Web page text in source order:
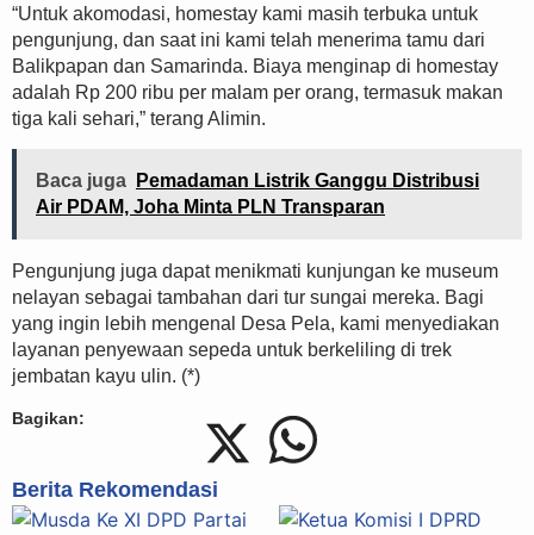
“Untuk akomodasi, homestay kami masih terbuka untuk
pengunjung, dan saat ini kami telah menerima tamu dari
Balikpapan dan Samarinda. Biaya menginap di homestay
adalah Rp 200 ribu per malam per orang, termasuk makan
tiga kali sehari,” terang Alimin.
Baca juga
Pemadaman Listrik Ganggu Distribusi
Air PDAM, Joha Minta PLN Transparan
Pengunjung juga dapat menikmati kunjungan ke museum
nelayan sebagai tambahan dari tur sungai mereka. Bagi
yang ingin lebih mengenal Desa Pela, kami menyediakan
layanan penyewaan sepeda untuk berkeliling di trek
jembatan kayu ulin. (*)
Bagikan:
Berita Rekomendasi